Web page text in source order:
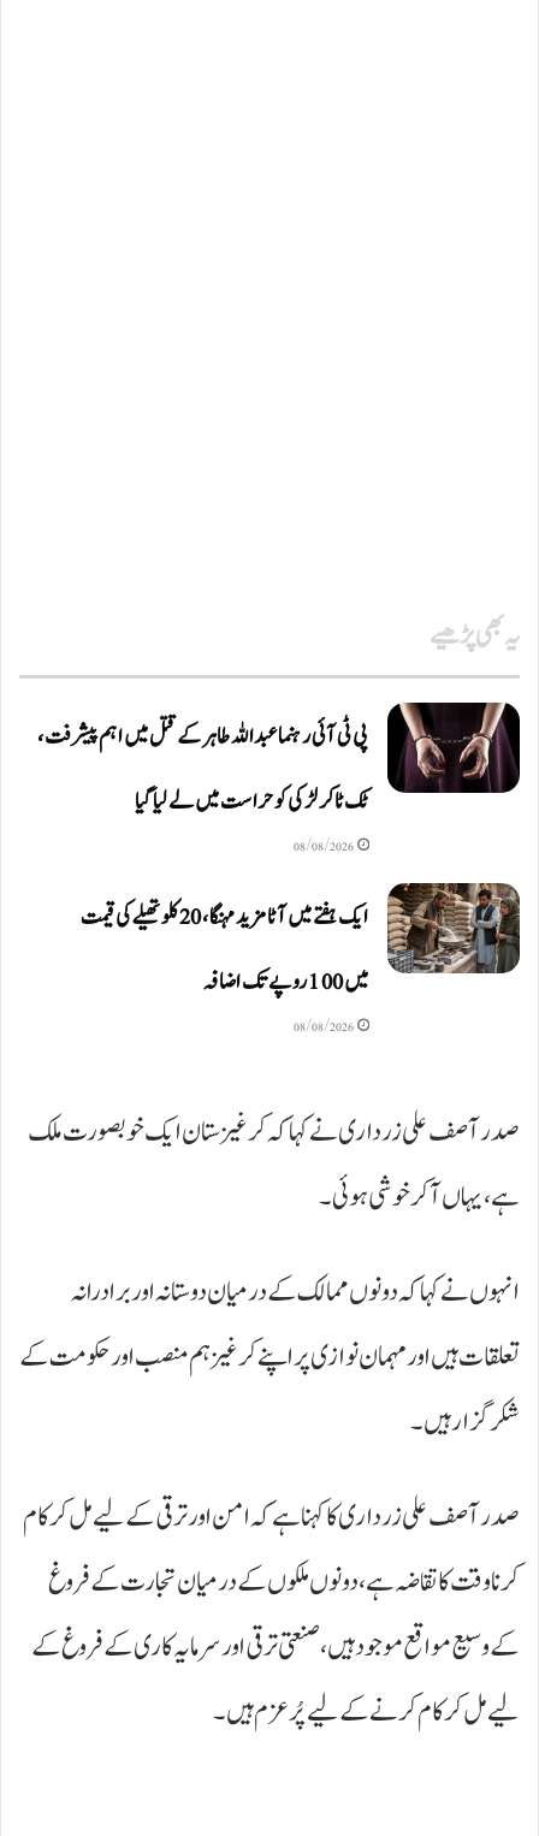
یہ بھی پڑھیے
پی ٹی آئی رہنما عبداللہ طاہر کے قتل میں اہم پیشرفت،
ٹک ٹاکر لڑکی کو حراست میں لے لیا گیا
08/08/2026
ایک ہفتے میں آٹا مزید مہنگا، 20 کلو تھیلے کی قیمت
میں 100 روپے تک اضافہ
08/08/2026
صدر آصف علی زرداری نے کہا کہ کرغیزستان ایک خوبصورت ملک
ہے، یہاں آ کر خوشی ہوئی۔
انہوں نے کہا کہ دونوں ممالک کے درمیان دوستانہ اور برادرانہ
تعلقات ہیں اور مہمان نوازی پر اپنے کرغیز ہم منصب اور حکومت کے
شکر گزار ہیں۔
صدر آصف علی زرداری کا کہنا ہے کہ امن اور ترقی کے لیے مل کر کام
کرنا وقت کا تقاضہ ہے، دونوں ملکوں کے درمیان تجارت کے فروغ
کے وسیع مواقع موجود ہیں، صنعتی ترقی اور سرمایہ کاری کے فروغ کے
لیے مل کر کام کرنے کے لیے پُرعزم ہیں۔